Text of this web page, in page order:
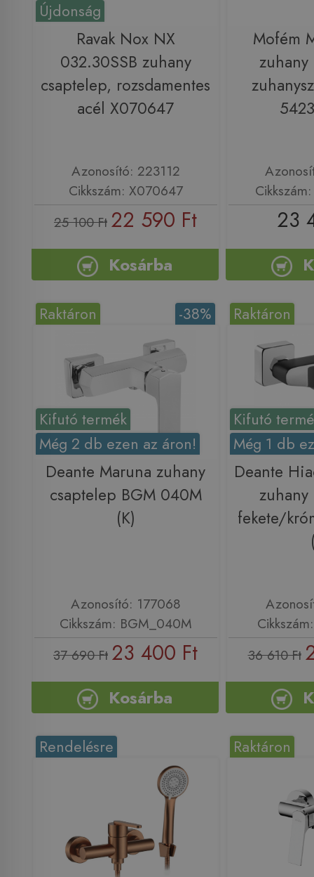
Újdonság
Ravak Nox NX
032.30SSB zuhany
csaptelep, rozsdamentes
acél X070647
Azonosító: 223112
Cikkszám: X070647
25 100 Ft 22 590 Ft
Kosárba
Mofém
23
Kifutó termék
Még 2 db ezen az áron!
-38%
Raktáron
Deante Maruna zuhany
csaptelep BGM 040M
(K)
Azonosító: 177068
Cikkszám: BGM_040M
37 690 Ft 23 400 Ft
Kosárba
Kifutó
Még 1 db
Raktáron
Deante
fekete/
36 610 Ft
Rendelésre Raktáron